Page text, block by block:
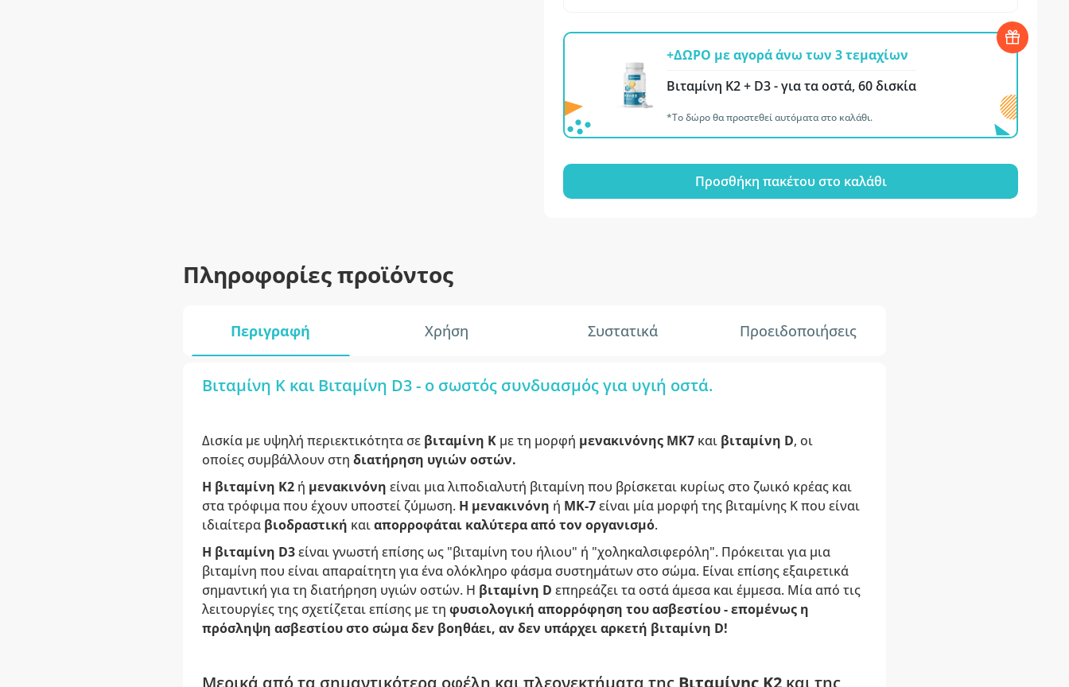
+ΔΩΡΟ με αγορά άνω των 3 τεμαχίων
Βιταμίνη K2 + D3 - για τα οστά, 60 δισκία
*Το δώρο θα προστεθεί αυτόματα στο καλάθι.
Προσθήκη πακέτου στο καλάθι
Πληροφορίες προϊόντος
Περιγραφή Χρήση Συστατικά Προειδοποιήσεις
Βιταμίνη K και Βιταμίνη D3 - ο σωστός συνδυασμός για υγιή οστά.
Δισκία με υψηλή περιεκτικότητα σε βιταμίνη Kμε τη μορφή μενακινόνης MK7και βιταμίνη D, οι
οποίες συμβάλλουν στη διατήρηση υγιών οστών.
Η βιταμίνη K2ή μενακινόνη είναι μια λιποδιαλυτή βιταμίνη που βρίσκεται κυρίως στο ζωικό κρέας και
στα τρόφιμα που έχουν υποστεί ζύμωση. Η μενακινόνη ή MK-7είναι μία μορφή της βιταμίνης K που είναι
ιδιαίτερα βιοδραστική καιαπορροφάται καλύτερα από τον οργανισμό.
Η βιταμίνη D3είναι γνωστή επίσης ως "βιταμίνη του ήλιου" ή "χοληκαλσιφερόλη". Πρόκειται για μια
βιταμίνη που είναι απαραίτητη για ένα ολόκληρο φάσμα συστημάτων στο σώμα. Είναι επίσης εξαιρετικά
σημαντική για τη διατήρηση υγιών οστών. Η βιταμίνη D επηρεάζει τα οστά άμεσα και έμμεσα. Μία από τις
λειτουργίες της σχετίζεται επίσης με τη φυσιολογική απορρόφηση του ασβεστίου - επομένως η
πρόσληψη ασβεστίου στο σώμα δεν βοηθάει, αν δεν υπάρχει αρκετή βιταμίνη D!
Μερικά από τα σημαντικότερα οφέλη και πλεονεκτήματα της Βιταμίνης K2και της